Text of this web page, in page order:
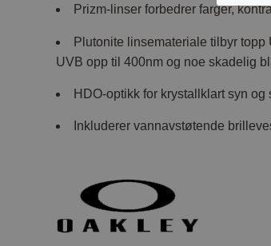
Prizm-linser forbedrer farger,
Plutonite linsemateriale tilbyr
UVB opp til 400nm og noe skadelig
HDO-optikk for krystallklart syn og
Inkluderer vannavstøtende